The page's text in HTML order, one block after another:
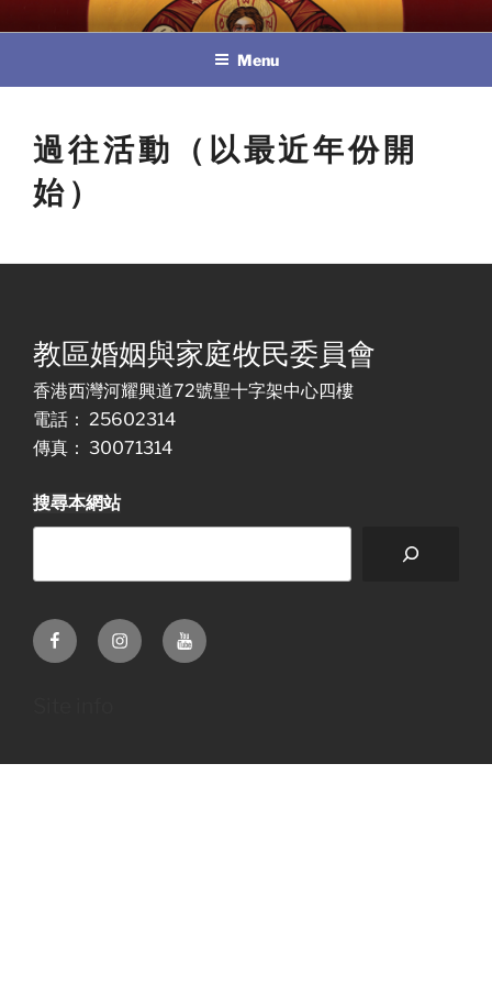
to
教區婚姻與家庭牧民委員會
Menu
過往活動（以最近年份開
始）
教區婚姻與家庭牧民委員會
香港西灣河耀興道72號聖十字架中心四樓
電話： 25602314
傳真： 30071314
搜尋本網站
FacebookInstagramYoutube